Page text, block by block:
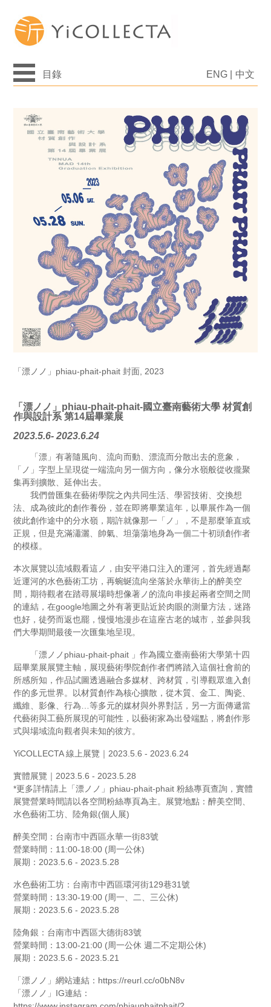
目錄 ENG 中文
「漂ノノ」phiau-phait-phait 封面, 2023
「漂ノノ」phiau-phait-phait-國立臺南藝術大學 材質創
作與設計系 第14屆畢業展
2023.5.6- 2023.6.24
「漂」有著隨風向、流向而動、漂流而分散出去的意象，
「ノ」字型上呈現從一端流向另一個方向，像分水嶺般從收攏聚
集再到擴散、延伸出去。
我們曾匯集在藝術學院之內共同生活、學習技術、交換想
法、成為彼此的創作養份，並在即將畢業這年，以畢展作為一個
彼此創作途中的分水嶺，期許就像那一「ノ」，不是那麼筆直或
正規，但是充滿瀟灑、帥氣、坦蕩蕩地身為一個二十初頭創作者
的模樣。
本次展覽以流域觀看這ノ，由安平港口注入的運河，首先經過鄰
近運河的水色藝術工坊，再蜿蜒流向坐落於永華街上的醉美空
間，期待觀者在踏尋展場時想像著ノ的流向串接起兩者空間之間
的連結，在google地圖之外有著更貼近於肉眼的測量方法，迷路
也好，徒勞而返也罷，慢慢地漫步在這座古老的城市，並參與我
們大學期間最後一次匯集地呈現。
「漂ノノphiau-phait-phait 」作為國立臺南藝術大學第十四
屆畢業展展覽主軸，展現藝術學院創作者們將踏入這個社會前的
所感所知，作品試圖透過融合多媒材、跨材質，引導觀眾進入創
作的多元世界。以材質創作為核心擴散，從木質、金工、陶瓷、
纖維、影像、行為…等多元的媒材與外界對話，另一方面傳遞當
代藝術與工藝所展現的可能性，以藝術家為出發端點，將創作形
式與場域流向觀者與未知的彼方。
YiCOLLECTA 線上展覽｜2023.5.6 - 2023.6.24
實體展覽｜2023.5.6 - 2023.5.28
*更多詳情請上「漂ノノ」phiau-phait-phait 粉絲專頁查詢，實體
展覽營業時間請以各空間粉絲專頁為主。展覽地點：醉美空間、
水色藝術工坊、陸角銀(個人展)
醉美空間：台南市中西區永華一街83號
營業時間：11:00-18:00 (周一公休)
展期：2023.5.6 - 2023.5.28
水色藝術工坊：台南市中西區環河街129巷31號
營業時間：13:30-19:00 (周一、二、三公休)
展期：2023.5.6 - 2023.5.28
陸角銀：台南市中西區大德街83號
營業時間：13:00-21:00 (周一公休 週二不定期公休)
展期：2023.5.6 - 2023.5.21
「漂ノノ」網站連結：https://reurl.cc/o0bN8v
「漂ノノ」IG連結：